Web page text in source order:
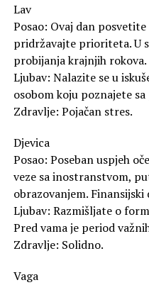
Lav
Posao: Ovaj dan
pridržavajte prioriteta. U
probijanja krajnjih rokova.
Ljubav: Nalazite se u
osobom koju poznajete sa
Zdravlje: Pojačan stres.
Djevica
Posao: Poseban uspjeh
veze sa inostranstvom,
obrazovanjem. Finansijski
Ljubav: Razmišljate o
Pred vama je period
Zdravlje: Solidno.
Vaga